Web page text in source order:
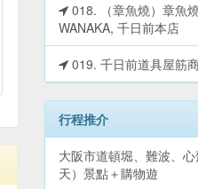
018. （章魚燒）章魚
WANAKA, 千日前本店
019. 千日前道具屋筋
行程推介
大阪市道頓堀、難波、心
天）景點＋購物遊